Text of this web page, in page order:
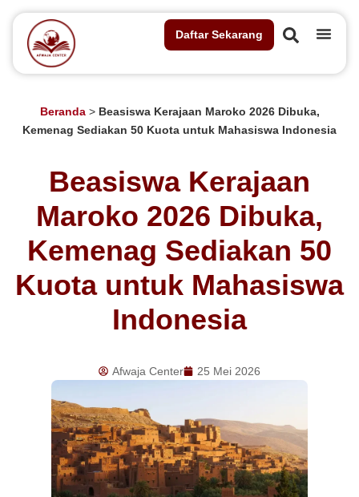
Daftar Sekarang
Beranda> Beasiswa Kerajaan Maroko 2026 Dibuka,
Kemenag Sediakan 50 Kuota untuk Mahasiswa Indonesia
Beasiswa Kerajaan
Maroko 2026 Dibuka,
Kemenag Sediakan 50
Kuota untuk Mahasiswa
Indonesia
Afwaja Center 25 Mei 2026